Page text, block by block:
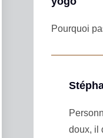
Pourquoi
doux, il